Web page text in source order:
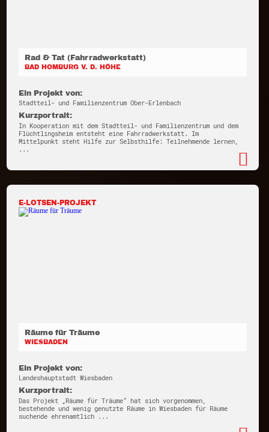
Rad & Tat (Fahrradwerkstatt)
BAD HOMBURG V. D. HÖHE
Ein Projekt von:
Stadtteil- und Familienzentrum Ober-Erlenbach
Kurzportrait:
In Kooperation mit dem Stadtteil- und Familienzentrum und dem
Flüchtlingsheim entsteht eine Fahrradwerkstatt. Im
Mittelpunkt steht Hilfe zur Selbsthilfe: Teilnehmende lernen,
...
E-LOTSEN-PROJEKT
Räume für Träume
WIESBADEN
Ein Projekt von:
Landeshauptstadt Wiesbaden
Kurzportrait:
Das Projekt „Räume für Träume“ hat sich vorgenommen,
bestehende und wenig genutzte Räume in Wiesbaden für Räume
suchende ehrenamtlich ...